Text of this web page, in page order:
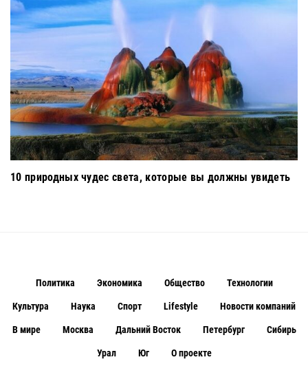
10 природных чудес света, которые вы должны увидеть
Политика Экономика Общество Технологии
Культура Наука Спорт Lifestyle Новости компаний
В мире Москва Дальний Восток Петербург Сибирь
Урал Юг О проекте